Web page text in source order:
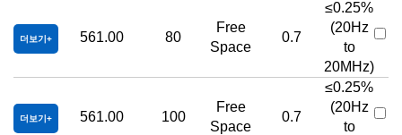
더보기 561.00 80
Free
Space
0.7
≤0.25%
(20Hz
to
20MHz)
더보기 561.00 100
Free
Space
0.7
≤0.25%
(20Hz
to